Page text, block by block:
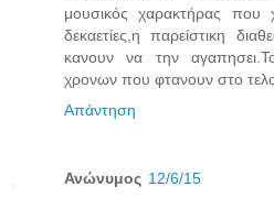
μουσικός χαρακτήρας που
δεκαετίες,η παρείστικη
κανουν να την
χρονων που φτανουν στο
Απάντηση
Ανώνυμος 12/6/15